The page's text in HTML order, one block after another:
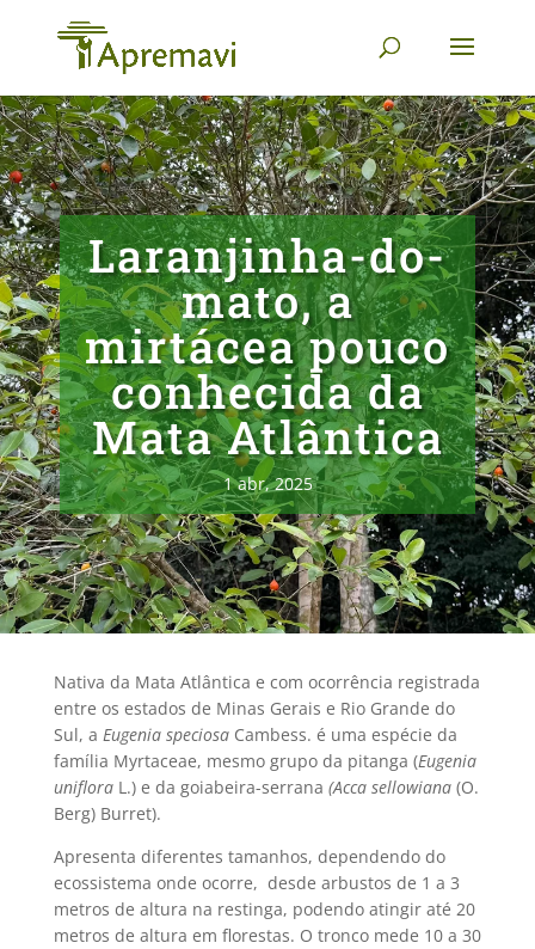
Laranjinha-do-
mato, a
mirtácea pouco
conhecida da
Mata Atlântica
1 abr, 2025
Nativa da Mata Atlântica e com ocorrência registrada
entre os estados de Minas Gerais e Rio Grande do
Sul, a Eugenia speciosaCambess. é uma espécie da
família Myrtaceae, mesmo grupo da pitanga (Eugenia
uniflora L.) e da goiabeira-serrana (Acca sellowiana(O.
Berg) Burret).
Apresenta diferentes tamanhos, dependendo do
ecossistema onde ocorre, desde arbustos de 1 a 3
metros de altura na restinga, podendo atingir até 20
metros de altura em florestas. O tronco mede 10 a 30